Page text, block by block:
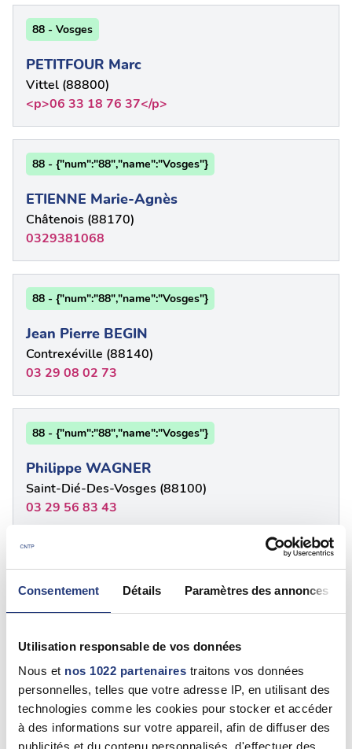
Consentement Détails Paramètres des annonces
Utilisation responsable de vos données
Nous et nos 1022 partenaires traitons vos données
personnelles, telles que votre adresse IP, en utilisant des
technologies comme les cookies pour stocker et accéder
à des informations sur votre appareil, afin de diffuser des
publicités et du contenu personnalisés, d'effectuer des
88 - Vosges
PETITFOUR Marc
Vittel (88800)
<p>06 33 18 76 37</p>
88 - {"num":"88","name":"Vosges"}
ETIENNE Marie-Agnès
Châtenois (88170)
0329381068
88 - {"num":"88","name":"Vosges"}
Jean Pierre BEGIN
Contrexéville (88140)
03 29 08 02 73
88 - {"num":"88","name":"Vosges"}
Philippe WAGNER
Saint-Dié-Des-Vosges (88100)
03 29 56 83 43
88 - {"num":"88","name":"Vosges"}
06 70 59 73 57
88 - {"num":"88","name":"Vosges"}
Sylvette CHOPAT